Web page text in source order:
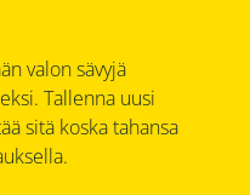
valon sävyjä
Tallenna uusi
sitä koska tahansa